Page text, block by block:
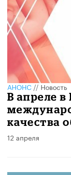
АНОНС//Новость
В апреле в
качества
12 апреля